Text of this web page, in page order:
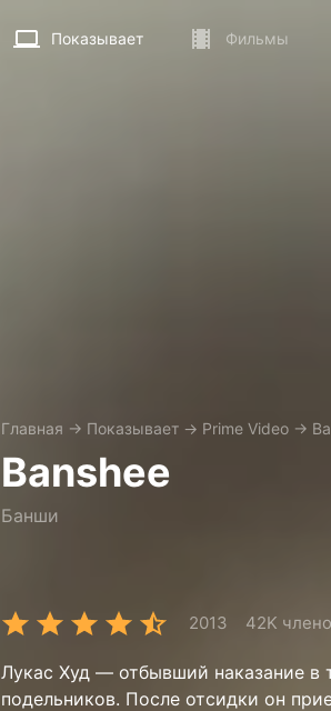
Показывает Фильмы
Главная → Показывает → Prime Video →
Banshee
Банши
2013 42K
Лукас Худ — отбывший наказание в
подельников. После отсидки он